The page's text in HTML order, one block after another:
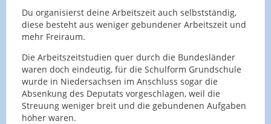
Du organisierst deine Arbeitszeit auch selbstständig,
diese besteht aus weniger gebundener Arbeitszeit und
mehr Freiraum.
Die Arbeitszeitstudien quer durch die Bundesländer
waren doch eindeutig, für die Schulform Grundschule
wurde in Niedersachsen im Anschluss sogar die
Absenkung des Deputats vorgeschlagen, weil die
Streuung weniger breit und die gebundenen Aufgaben
höher waren.